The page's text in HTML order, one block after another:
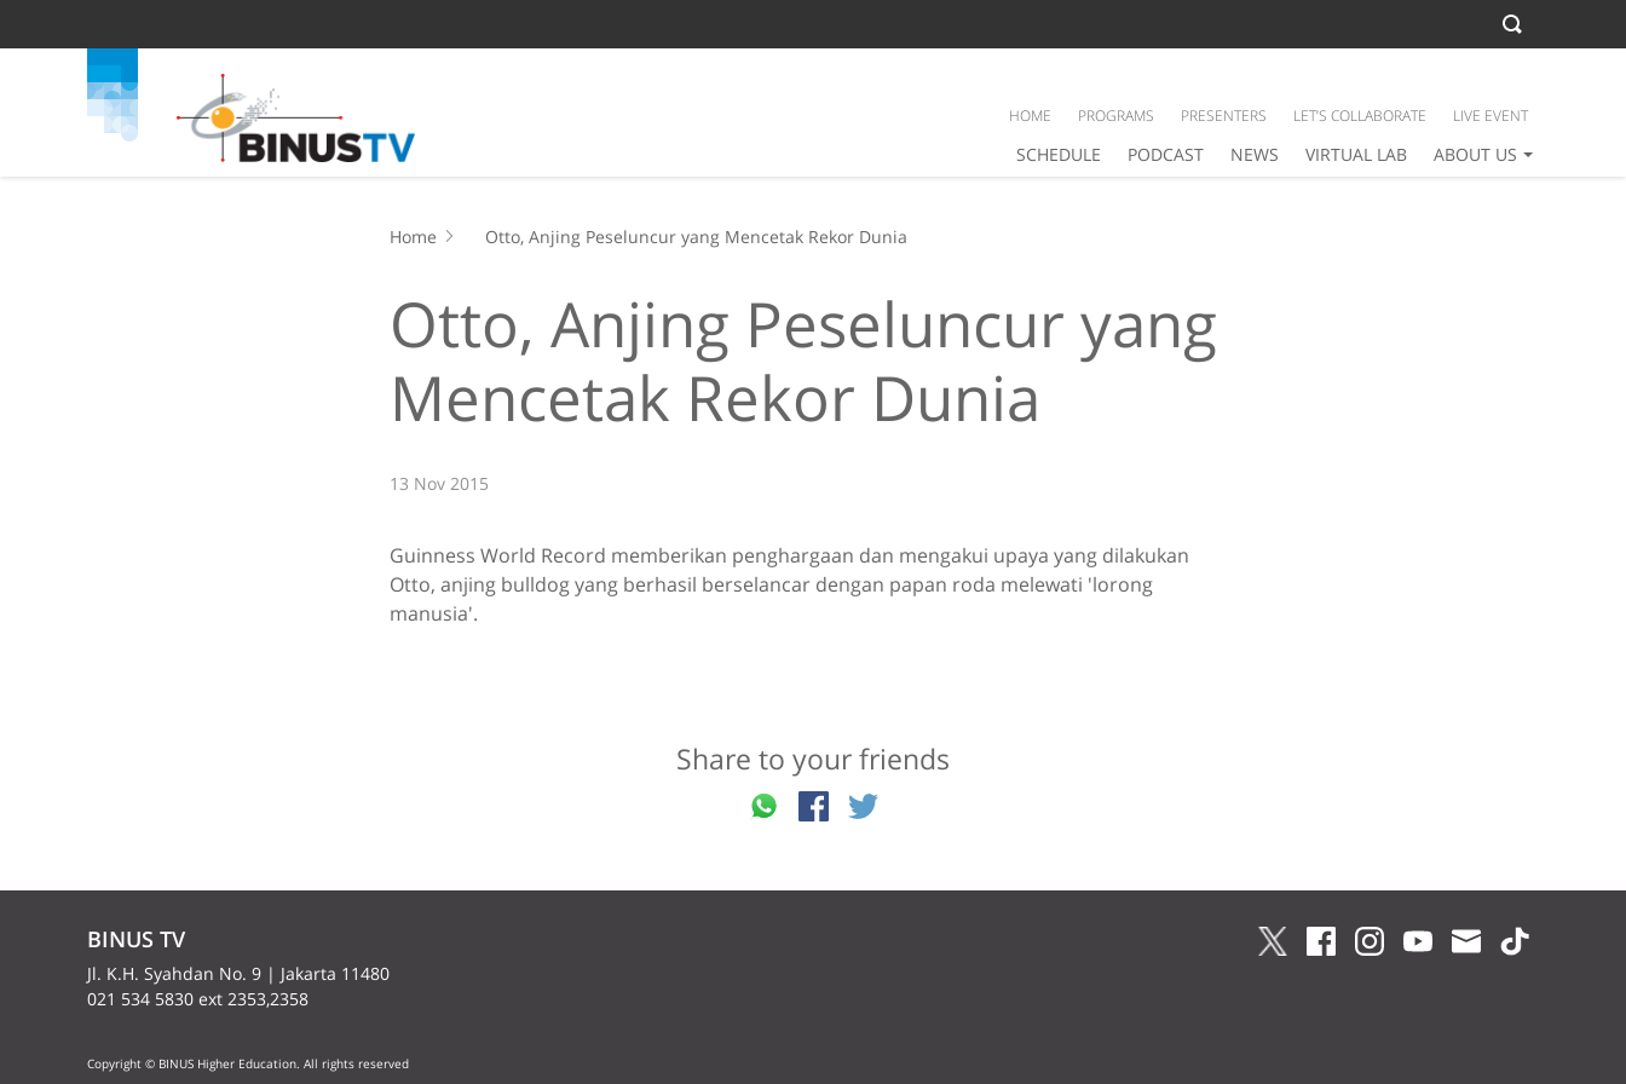
SCHEDULE PODCAST NEWS VIRTUAL LAB ABOUT US
HOME PROGRAMS PRESENTERS LET’S COLLABORATE LIVE EVENT
Home Otto, Anjing Peseluncur yang Mencetak Rekor Dunia
Otto, Anjing Peseluncur yang
Mencetak Rekor Dunia
13 Nov 2015
Guinness World Record memberikan penghargaan dan mengakui upaya yang dilakukan
Otto, anjing bulldog yang berhasil berselancar dengan papan roda melewati 'lorong
manusia'.
Share to your friends
BINUS TV
Jl. K.H. Syahdan No. 9 | Jakarta 11480
021 534 5830 ext 2353,2358
Copyright © BINUS Higher Education. All rights reserved